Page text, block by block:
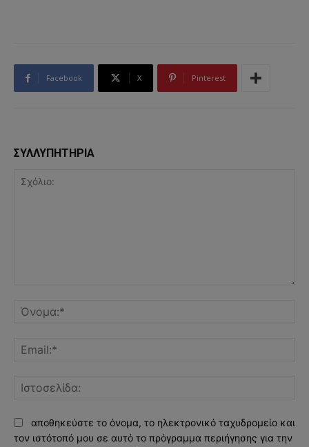
Facebook X Pinterest
ΣΥΛΛΥΠΗΤΗΡΙΑ
αποθηκεύστε το όνομα, το ηλεκτρονικό ταχυδρομείο και
τον ιστότοπό μου σε αυτό το πρόγραμμα περιήγησης για την